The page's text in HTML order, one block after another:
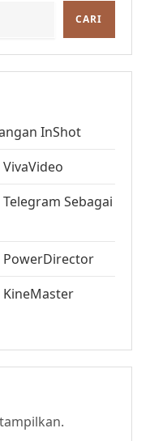
CARI
InShot
Sebagai
PowerDirector
KineMaster